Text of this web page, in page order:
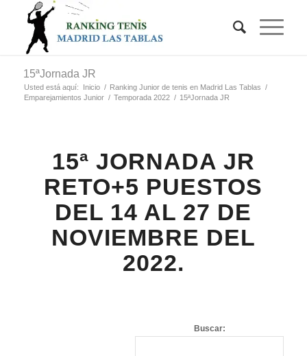
15ªJornada JR
Usted está aquí: Inicio / Ranking Junior de tenis en Madrid Las Tablas /
Emparejamientos Junior / Temporada 2022 / 15ªJornada JR
15ª JORNADA JR
RETO+5 PUESTOS
DEL 14 AL 27 DE
NOVIEMBRE DEL
2022.
Buscar: